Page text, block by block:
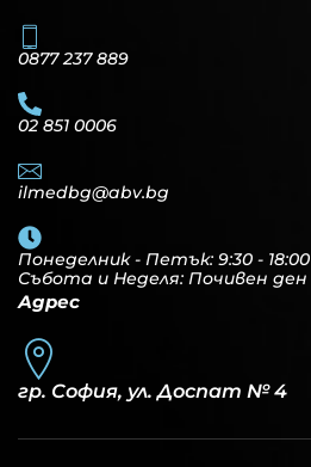
0877 237 889
02 851 0006
ilmedbg@abv.bg
Понеделник - Петък: 9:30 - 18:00
Събота и Неделя: Почивен ден
Адрес
гр. София, ул. Доспат № 4